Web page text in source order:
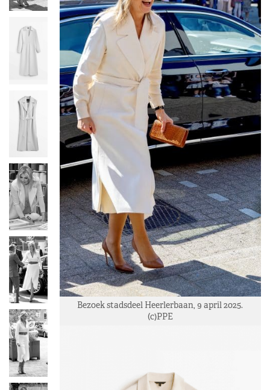
Bezoek stadsdeel Heerlerbaan, 9 april 2025.
(c)PPE